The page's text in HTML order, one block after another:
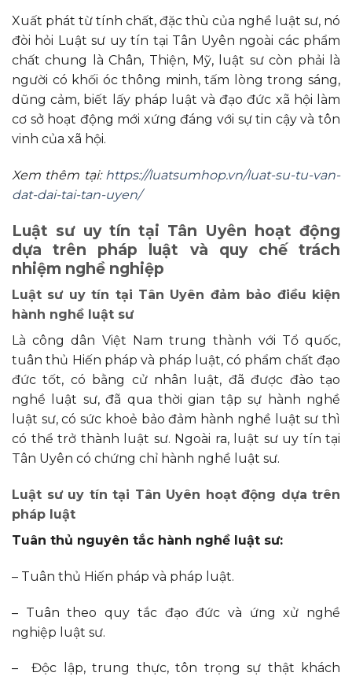
Xuất phát từ tính chất, đặc thù của nghề luật sư, nó
đòi hỏi Luật sư uy tín tại Tân Uyên ngoài các phẩm
chất chung là Chân, Thiện, Mỹ, luật sư còn phải là
người có khối óc thông minh, tấm lòng trong sáng,
dũng cảm, biết lấy pháp luật và đạo đức xã hội làm
cơ sở hoạt động mới xứng đáng với sự tin cậy và tôn
vinh của xã hội.
Xem thêm tại: https://luatsumhop.vn/luat-su-tu-van-
dat-dai-tai-tan-uyen/
Luật sư uy tín tại Tân Uyên hoạt động
dựa trên pháp luật và quy chế trách
nhiệm nghề nghiệp
Luật sư uy tín tại Tân Uyên đảm bảo điều kiện
hành nghề luật sư
Là công dân Việt Nam trung thành với Tổ quốc,
tuân thủ Hiến pháp và pháp luật, có phẩm chất đạo
đức tốt, có bằng cử nhân luật, đã được đào tạo
nghề luật sư, đã qua thời gian tập sự hành nghề
luật sư, có sức khoẻ bảo đảm hành nghề luật sư thì
có thể trở thành luật sư. Ngoài ra, luật sư uy tín tại
Tân Uyên có chứng chỉ hành nghề luật sư.
Luật sư uy tín tại Tân Uyên hoạt động dựa trên
pháp luật
Tuân thủ nguyên tắc hành nghề luật sư:
– Tuân thủ Hiến pháp và pháp luật.
– Tuân theo quy tắc đạo đức và ứng xử nghề
nghiệp luật sư.
– Độc lập, trung thực, tôn trọng sự thật khách